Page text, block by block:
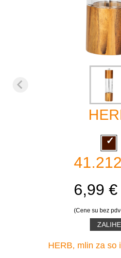
6,99 €
(Cene su bez
ZALIHE
HERB, mlin za so